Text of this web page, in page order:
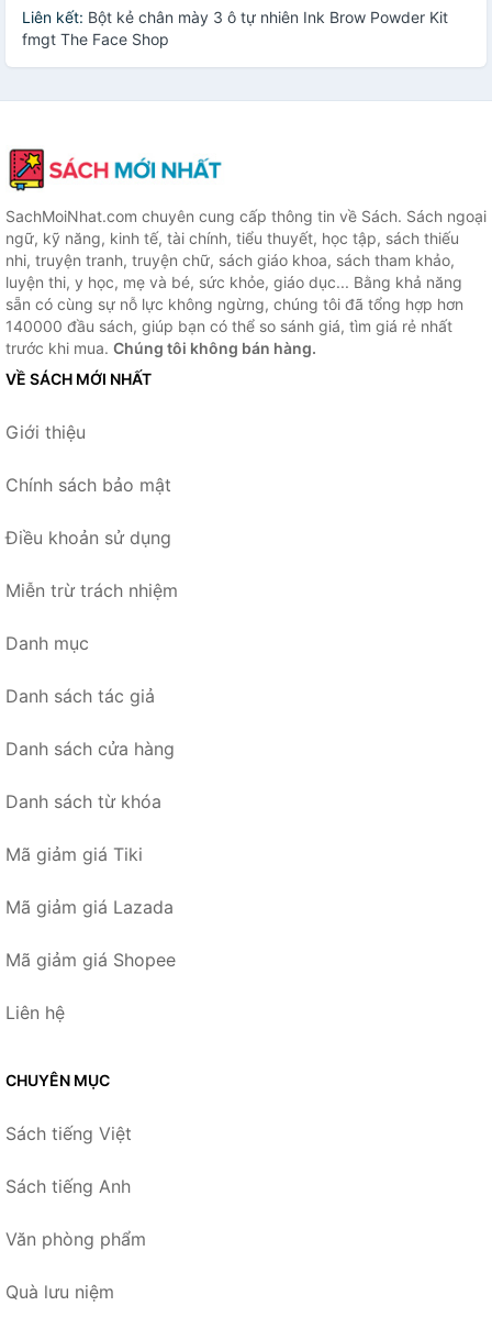
Liên kết: Bột kẻ chân mày 3 ô tự nhiên Ink Brow Powder Kit
fmgt The Face Shop
SachMoiNhat.com chuyên cung cấp thông tin về Sách. Sách ngoại
ngữ, kỹ năng, kinh tế, tài chính, tiểu thuyết, học tập, sách thiếu
nhi, truyện tranh, truyện chữ, sách giáo khoa, sách tham khảo,
luyện thi, y học, mẹ và bé, sức khỏe, giáo dục... Bằng khả năng
sẵn có cùng sự nỗ lực không ngừng, chúng tôi đã tổng hợp hơn
140000 đầu sách, giúp bạn có thể so sánh giá, tìm giá rẻ nhất
trước khi mua. Chúng tôi không bán hàng.
VỀ SÁCH MỚI NHẤT
Giới thiệu
Chính sách bảo mật
Điều khoản sử dụng
Miễn trừ trách nhiệm
Danh mục
Danh sách tác giả
Danh sách cửa hàng
Danh sách từ khóa
Mã giảm giá Tiki
Mã giảm giá Lazada
Mã giảm giá Shopee
Liên hệ
CHUYÊN MỤC
Sách tiếng Việt
Sách tiếng Anh
Văn phòng phẩm
Quà lưu niệm